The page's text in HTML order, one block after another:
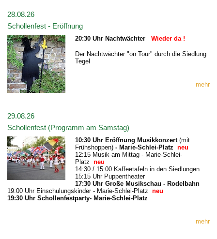
28.08.26
Schollenfest - Eröffnung
20:30 Uhr Nachtwächter Wieder da !
Der Nachtwächter "on Tour" durch die Siedlung
Tegel
mehr
29.08.26
Schollenfest (Programm am Samstag)
10:30 Uhr Eröffnung Musikkonzert (mit
Frühshoppen) - Marie-Schlei-Platz neu
12:15 Musik am Mittag - Marie-Schlei-
Platz neu
14:30 / 15:00 Kaffeetafeln in den Siedlungen
15:15 Uhr Puppentheater
17:30 Uhr Große Musikschau - Rodelbahn
19:00 Uhr Einschulungskinder - Marie-Schlei-Platz neu
19:30 Uhr Schollenfestparty- Marie-Schlei-Platz
mehr